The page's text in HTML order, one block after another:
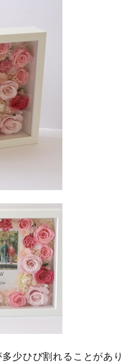
少ひび割れることがあ